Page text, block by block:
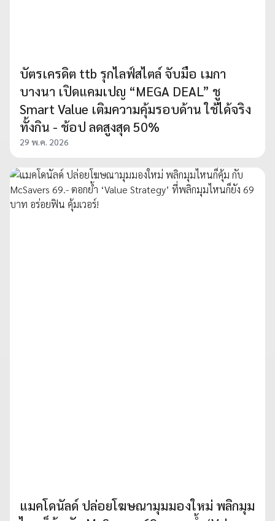
บัตรเครดิต ttb รุกไลฟ์สไตล์ จับมือ เมกา
บางนา เปิดแคมเปญ “MEGA DEAL” ชู
Smart Value เติมความคุ้มรอบด้าน ใช้ได้จริง
ทั้งกิน - ช้อป ลดสูงสุด 50%
29 พ.ค. 2026
แมคโดนัลด์ ปล่อยโฆษณามุมมองใหม่ พลิกมุม